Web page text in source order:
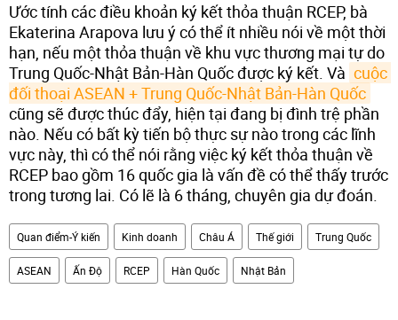
Ước tính các điều khoản ký kết thỏa thuận RCEP, bà
Ekaterina Arapova lưu ý có thể ít nhiều nói về một thời
hạn, nếu một thỏa thuận về khu vực thương mại tự do
Trung Quốc-Nhật Bản-Hàn Quốc được ký kết. Và cuộc
đối thoại ASEAN + Trung Quốc-Nhật Bản-Hàn Quốc
cũng sẽ được thúc đẩy, hiện tại đang bị đình trệ phần
nào. Nếu có bất kỳ tiến bộ thực sự nào trong các lĩnh
vực này, thì có thể nói rằng việc ký kết thỏa thuận về
RCEP bao gồm 16 quốc gia là vấn đề có thể thấy trước
trong tương lai. Có lẽ là 6 tháng, chuyên gia dự đoán.
Quan điểm-Ý kiến Kinh doanh Châu Á Thế giới Trung Quốc
ASEAN Ấn Độ RCEP Hàn Quốc Nhật Bản